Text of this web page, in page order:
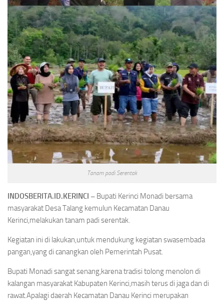
Tanam padi Serentak
INDOSBERITA.ID.KERINCI – Bupati Kerinci Monadi bersama
masyarakat Desa Talang kemulun Kecamatan Danau
Kerinci,melakukan tanam padi serentak.
Kegiatan ini di lakukan,untuk mendukung kegiatan swasembada
pangan,yang di canangkan oleh Pemerintah Pusat.
Bupati Monadi sangat senang,karena tradisi tolong menolon di
kalangan masyarakat Kabupaten Kerinci,masih terus di jaga dan di
rawat.Apalagi daerah Kecamatan Danau Kerinci merupakan